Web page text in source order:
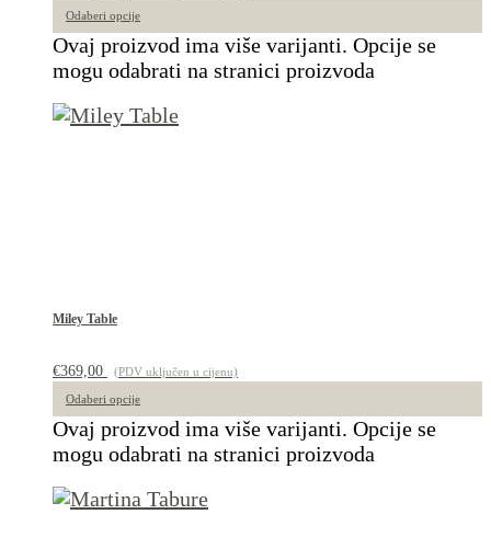
Odaberi opcije
Ovaj proizvod ima više varijanti. Opcije se
mogu odabrati na stranici proizvoda
Miley Table
€369,00 (PDV uključen u cijenu)
Odaberi opcije
Ovaj proizvod ima više varijanti. Opcije se
mogu odabrati na stranici proizvoda